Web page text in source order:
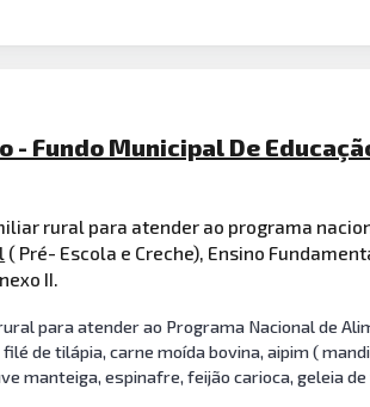
Fundo Municipal De
rural para atender ao programa
( Pré- Escola e Creche), Ensino
II.
para atender ao Programa Nacional de
de tilápia, carne moída bovina, aipim (
manteiga, espinafre, feijão carioca, geleia